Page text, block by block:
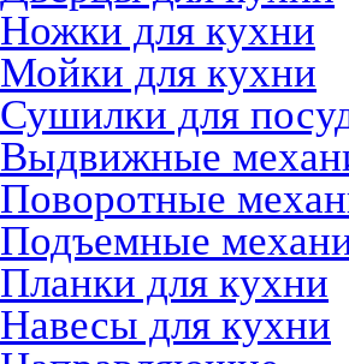
Ножки для кухни
Мойки для кухни
Сушилки для
Выдвижные
Поворотные
Подъемные
Планки для кухни
Навесы для кухни